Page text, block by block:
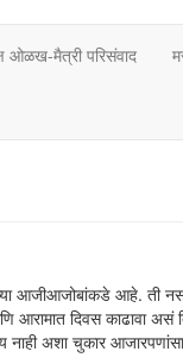
ओळख-मैत्री परिसंवाद
आजीआजोबांकडे आहे. ती
दिवस काढावा असं
अशा चुकार